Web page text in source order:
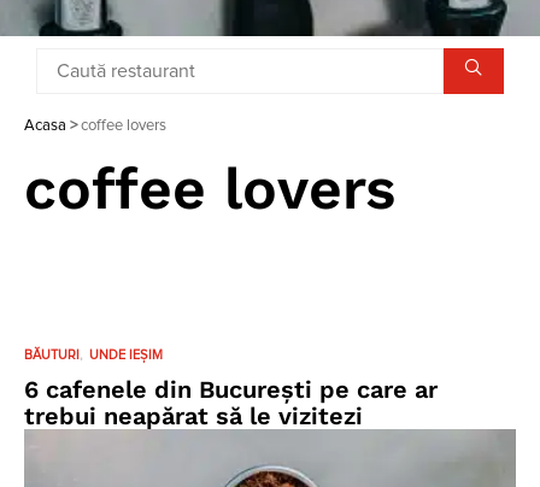
Acasa >coffee lovers
coffee lovers
BĂUTURI UNDE IEȘIM
6 cafenele din București pe care ar
trebui neapărat să le vizitezi